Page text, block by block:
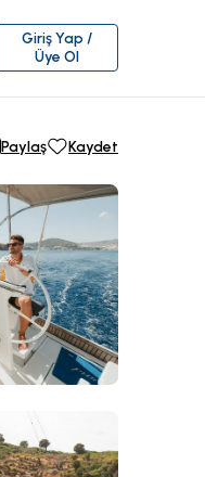
Giriş Yap /
Üye Ol
Paylaş Kaydet